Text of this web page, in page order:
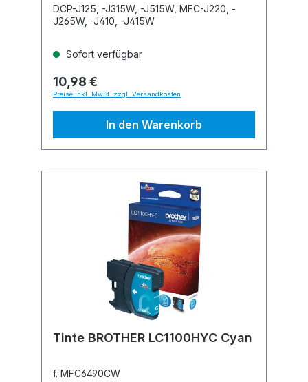
DCP-J125, -J315W, -J515W, MFC-J220, -
J265W, -J410, -J415W
Sofort verfügbar
10,98 €
Preise inkl. MwSt. zzgl. Versandkosten
In den Warenkorb
Tinte BROTHER LC1100HYC Cyan
f. MFC6490CW